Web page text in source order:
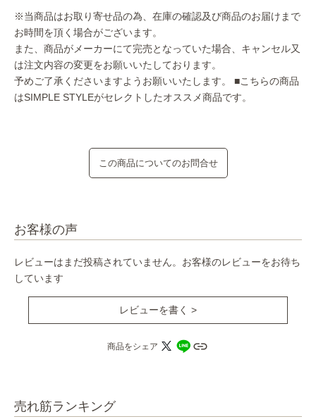
売れ筋ランキング
※当商品はお取り寄せ品の為、在庫の確認及び商品のお届けまで
お時間を頂く場合がございます。
また、商品がメーカーにて完売となっていた場合、キャンセル又
は注文内容の変更をお願いいたしております。
予めご了承くださいますようお願いいたします。 ■こちらの商品
はSIMPLE STYLEがセレクトしたオススメ商品です。
この商品についてのお問合せ
お客様の声
レビューはまだ投稿されていません。お客様のレビューをお待ち
しています
レビューを書く >
商品をシェア